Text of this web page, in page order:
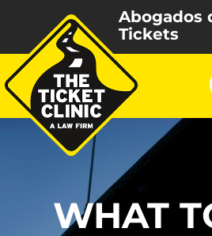
Abogados
Tickets
WHAT